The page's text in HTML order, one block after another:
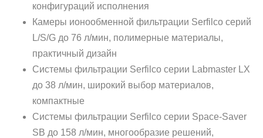
конфигураций исполнения
Камеры ионообменной фильтрации Serfilco серий
L/S/G до 76 л/мин, полимерные материалы,
практичный дизайн
Системы фильтрации Serfilco серии Labmaster LX
до 38 л/мин, широкий выбор материалов,
компактные
Системы фильтрации Serfilco серии Space-Saver
SB до 158 л/мин, многообразие решений,